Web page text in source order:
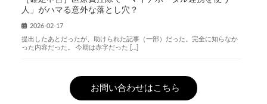
人」がハマる意外な落とし穴？
2026-02-17
提出したあとだったが、助けられた記事（一部）だった。完全に知らなか
った内容だった。 今期は赤字だった […]
お問い合わせはこちら